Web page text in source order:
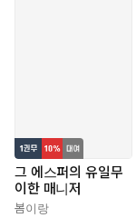
그 에스퍼의 유일무
이한 매니저
봄이랑